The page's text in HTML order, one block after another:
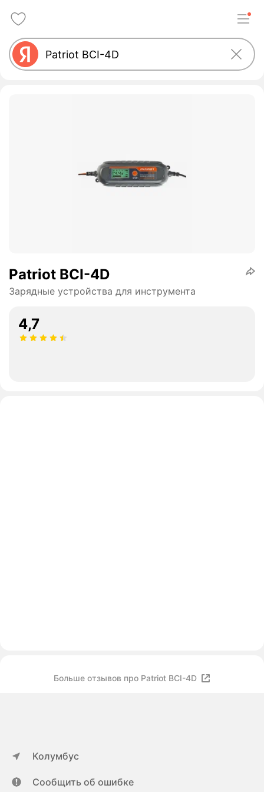
Patriot BCI-4D
Зарядные устройства для инструмента
4,7
Больше отзывов про Patriot BCI-4D
Колумбус
Сообщить об ошибке